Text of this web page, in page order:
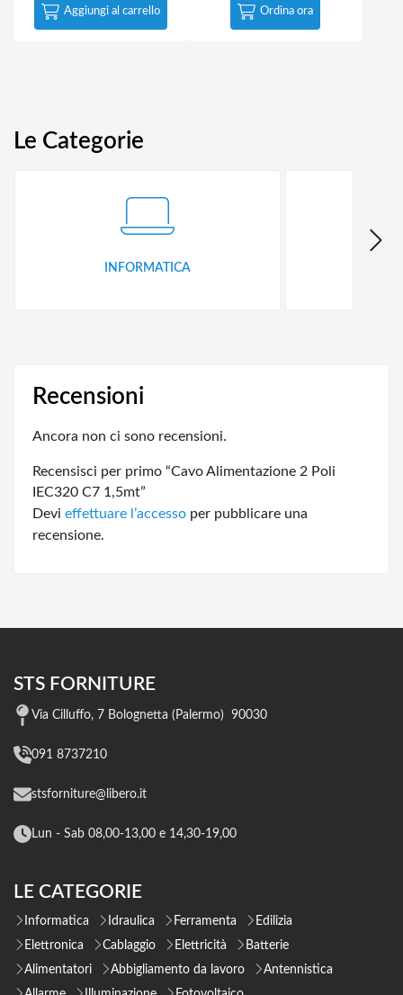
Aggiungi al carrello Ordina ora
Le Categorie
INFORMATICA
Recensioni
Ancora non ci sono recensioni.
Recensisci per primo “Cavo Alimentazione 2 Poli
IEC320 C7 1,5mt”
Devi effettuare l’accesso per pubblicare una
recensione.
STS FORNITURE
Via Cilluffo, 7 Bolognetta (Palermo) 90030
091 8737210
stsforniture@libero.it
Lun - Sab 08,00-13,00 e 14,30-19,00
LE CATEGORIE
Informatica Idraulica Ferramenta
Edilizia
Elettronica
Cablaggio Elettricità
Batterie
Alimentatori
Abbigliamento da lavoro
Antennistica